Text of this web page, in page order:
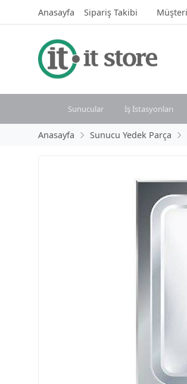
Anasayfa Sipariş Takibi
Sunucular İş İstasyonları
Anasayfa Sunucu Yedek Parça